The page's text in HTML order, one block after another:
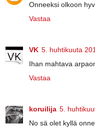
Onneeksi olkoon
Vastaa
VK 5. huhtikuuta
Ihan mahtava
Vastaa
koruilija 5.
No sä olet kyllä